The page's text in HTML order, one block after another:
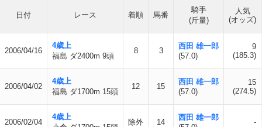
日付 レース 着順 馬番
騎手
(斤量)
人気
(オッズ)
2006/04/16
4歳上
福島 ダ2400m 9頭
8 3
西田 雄一郎
(57.0)
9
(185.3)
2006/04/02
4歳上
福島 ダ1700m 15頭
12 15
西田 雄一郎
(57.0)
15
(274.5)
2006/02/04
4歳上
除外 14
西田 雄一郎
-